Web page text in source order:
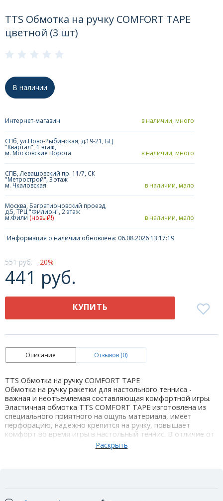
TTS Обмотка на ручку COMFORT TAPE
цветной (3 шт)
В наличии
Интернет-магазин в наличии, много
СПб, ул.Ново-Рыбинская, д.19-21, БЦ
"Квартал", 1 этаж,
м. Московские Ворота в наличии, много
СПБ, Левашовский пр. 11/7, СК
"Метрострой", 3 этаж
м. Чкаловская в наличии, мало
Москва, Багратионовский проезд,
д.5, ТРЦ "Филион", 2 этаж
м.Фили (новый!) в наличии, мало
Информация о наличии обновлена: 06.08.2026 13:17:19
551 руб. 20
441 руб.
КУПИТЬ
Описание Отзывов (0)
TTS Обмотка на ручку COMFORT TAPE
Обмотка на ручку ракетки для настольного тенниса -
важная и неотъемлемая составляющая комфортной игры.
Эластичная обмотка TTS COMFORT TAPE изготовлена из
специального приятного на ощупь материала, имеет
перфорацию, надежно крепится на ручку, повышает
комфорт во время игры в настольный теннис. В отличие от
обмоток других брендов, обмотка TTS COMFORT TAPE
имеет специальные скошенные края с липким слоем для
предотвращает скольжение ракетки в руке, обеспечивает
более удобный хват. Рекомендуется игрокам с повышенным